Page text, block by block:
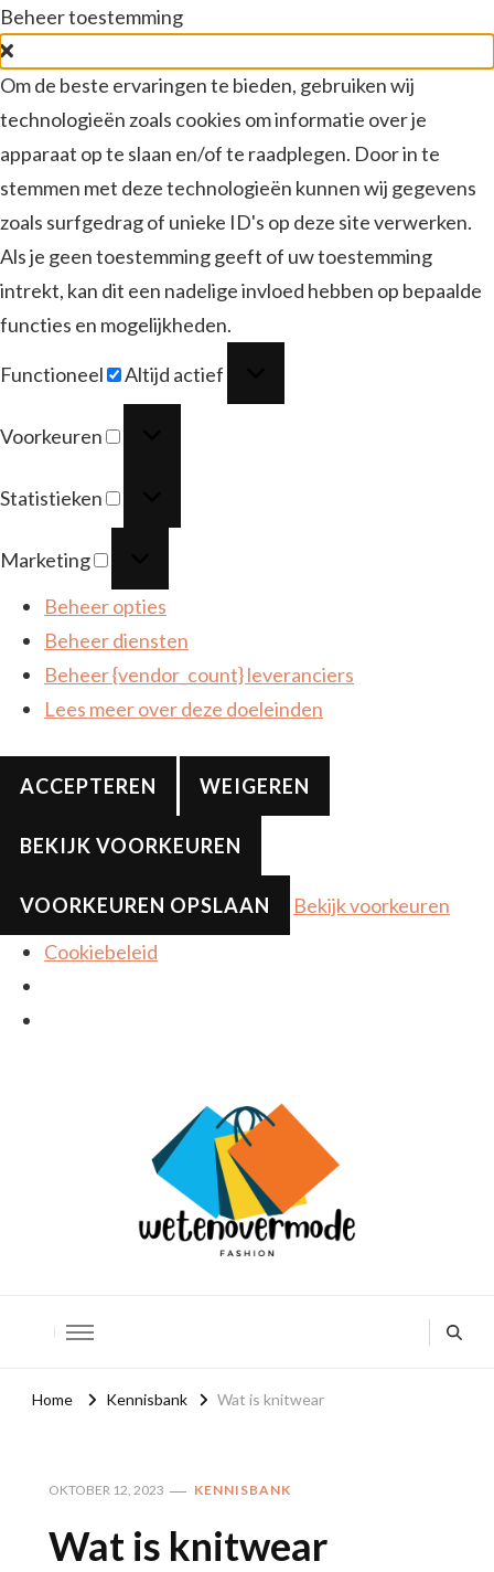
Beheer toestemming
Om de beste ervaringen te bieden, gebruiken wij
technologieën zoals cookies om informatie over je
apparaat op te slaan en/of te raadplegen. Door in te
stemmen met deze technologieën kunnen wij gegevens
zoals surfgedrag of unieke ID's op deze site verwerken.
Als je geen toestemming geeft of uw toestemming
intrekt, kan dit een nadelige invloed hebben op bepaalde
functies en mogelijkheden.
Functioneel Altijd actief
Voorkeuren
Statistieken
Marketing
Beheer opties
Beheer diensten
Beheer {vendor_count} leveranciers
Lees meer over deze doeleinden
ACCEPTEREN WEIGEREN
BEKIJK VOORKEUREN
VOORKEUREN OPSLAAN
Bekijk voorkeuren
Cookiebeleid
Home Kennisbank Wat is knitwear
OKTOBER 12, 2023 KENNISBANK
Wat is knitwear